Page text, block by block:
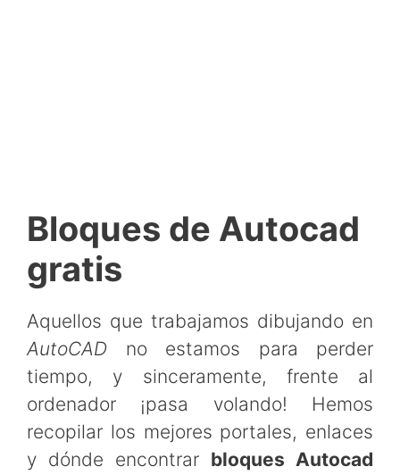
Bloques de Autocad
gratis
Aquellos que trabajamos dibujando en
AutoCAD no estamos para perder
tiempo, y sinceramente, frente al
ordenador ¡pasa volando! Hemos
recopilar los mejores portales, enlaces
y dónde encontrar bloques Autocad